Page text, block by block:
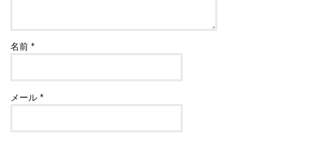
名前*
メール*